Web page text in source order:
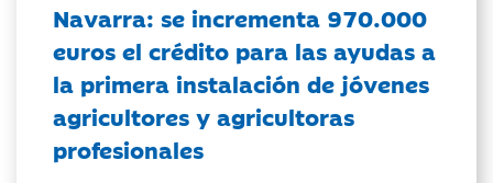
Navarra: se incrementa 970.000
euros el crédito para las ayudas a
la primera instalación de jóvenes
agricultores y agricultoras
profesionales